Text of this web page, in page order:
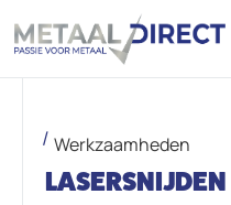
Werkzaamheden
LASERSNIJDEN